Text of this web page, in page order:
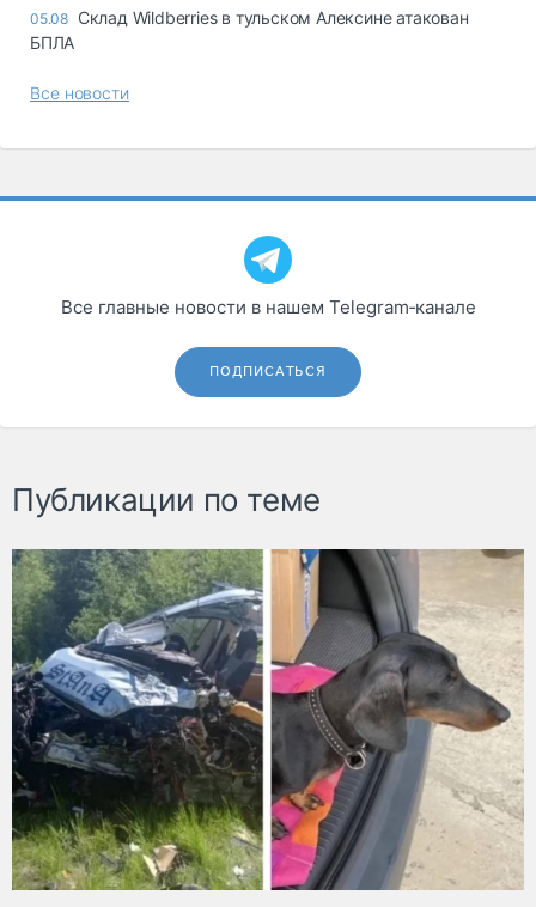
05.08 Склад Wildberries в тульском Алексине атакован
БПЛА
Все новости
Все главные новости в нашем Telegram‑канале
ПОДПИСАТЬСЯ
Публикации по теме